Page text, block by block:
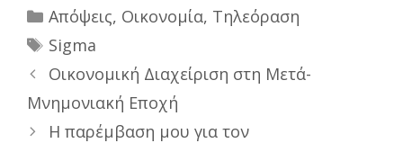
Categories
Απόψεις, Οικονομία, Τηλεόραση
Tags
Sigma
Οικονομική Διαχείριση στη Μετά-
Μνημονιακή Εποχή
Η παρέμβαση μου για τον